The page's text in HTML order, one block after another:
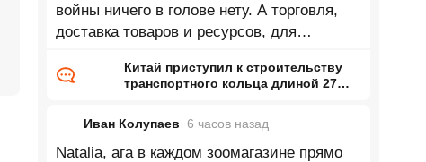
войны ничего в голове нету. А торговля,
доставка товаров и ресурсов, для
Китай приступил к строительству
транспортного кольца длиной 27
Иван Колупаев 6 часов назад
Natalia, ага в каждом зоомагазине прямо